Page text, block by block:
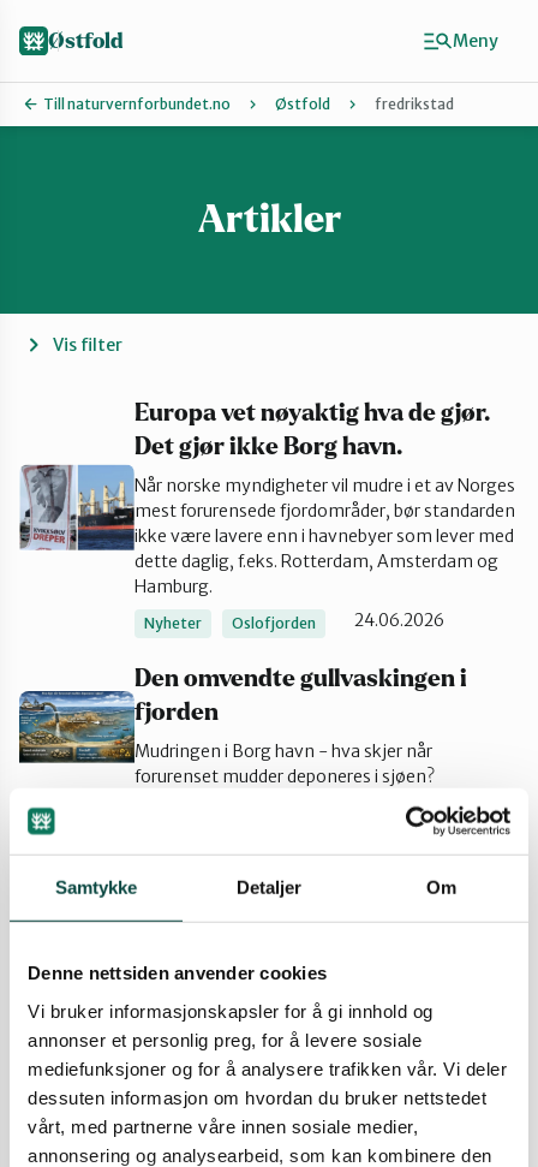
Samtykke Detaljer Om
Denne nettsiden anvender cookies
Vi bruker informasjonskapsler for å gi innhold og
annonser et personlig preg, for å levere sosiale
mediefunksjoner og for å analysere trafikken vår. Vi deler
dessuten informasjon om hvordan du bruker nettstedet
vårt, med partnerne våre innen sosiale medier,
annonsering og analysearbeid, som kan kombinere den
Fredrikstad og Hvaler
Halden
Indre Østfold
Moss-Våler
Sarpsborg
Østfold
Till naturvernforbundet.no Østfold fredrikstad
Artikler
Vis filter
Europa vet nøyaktig hva de gjør.
Det gjør ikke Borg havn.
Når norske myndigheter vil mudre i et av Norges
mest forurensede fjordområder, bør standarden
ikke være lavere enn i havnebyer som lever med
dette daglig, f.eks. Rotterdam, Amsterdam og
Hamburg.
Nyheter Oslofjorden 24.06.2026
Den omvendte gullvaskingen i
fjorden
Mudringen i Borg havn - hva skjer når
forurenset mudder deponeres i sjøen?
24.06.2026
Nei til Viken Park
at Viken Park-utbyggingen i Fredrikstad bør
Ukategorisert
Foredrag og sofasamtale med S. L.
Olsen, T. Gulowsen og NU